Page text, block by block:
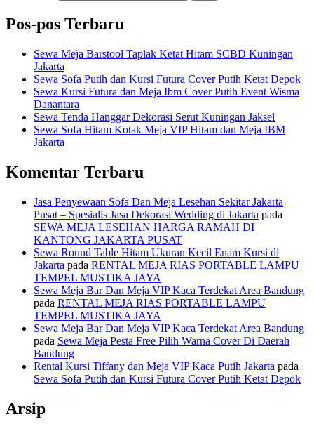
Pos-pos Terbaru
Sewa Meja Barstool Taplak Ketat Hitam SCBD Kuningan
Jakarta
Sewa Sofa Putih dan Kursi Futura Cover Putih Ketat Depok
Sewa Kursi Futura dan Meja Ibm Cover Putih Event Wisma
Danantara
Sewa Tenda Hanggar Dekorasi Serut Kuningan Jaksel
Sewa Sofa Hitam Kotak Meja VIP Hitam dan Meja IBM
Jakarta
Komentar Terbaru
Jasa Penyewaan Sofa Dan Meja Lesehan Sekitar Jakarta
Pusat – Spesialis Jasa Dekorasi Wedding di Jakarta pada
SEWA MEJA LESEHAN HARGA RAMAH DI
KANTONG JAKARTA PUSAT
Sewa Round Table Hitam Ukuran Kecil Enam Kursi di
Jakarta pada RENTAL MEJA RIAS PORTABLE LAMPU
TEMPEL MUSTIKA JAYA
Sewa Meja Bar Dan Meja VIP Kaca Terdekat Area Bandung
pada RENTAL MEJA RIAS PORTABLE LAMPU
TEMPEL MUSTIKA JAYA
Sewa Meja Bar Dan Meja VIP Kaca Terdekat Area Bandung
pada Sewa Meja Pesta Free Pilih Warna Cover Di Daerah
Bandung
Rental Kursi Tiffany dan Meja VIP Kaca Putih Jakarta pada
Sewa Sofa Putih dan Kursi Futura Cover Putih Ketat Depok
Arsip